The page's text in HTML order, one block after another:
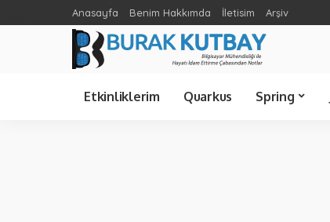
Anasayfa Benim Hakkımda İletisim Arşiv
Etkinliklerim Quarkus Spring
Spring Cloud